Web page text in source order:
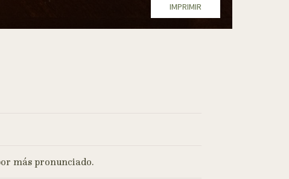
IMPRIMIR
más pronunciado.